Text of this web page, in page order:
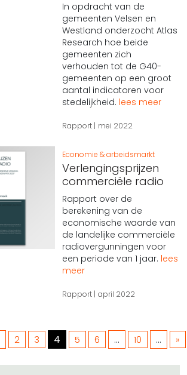
In opdracht van de
gemeenten Velsen en
Westland onderzocht Atlas
Research hoe beide
gemeenten zich
verhouden tot de G40-
gemeenten op een groot
aantal indicatoren voor
stedelijkheid. lees meer
Rapport mei 2022
Economie & arbeidsmarkt
Verlengingsprijzen
commerciële radio
Rapport over de
berekening van de
economische waarde van
de landelijke commerciële
radiovergunningen voor
een periode van 1 jaar. lees
meer
Rapport april 2022
2 3 4 5 6 ... 10 ...
»